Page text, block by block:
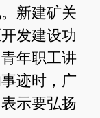
新建矿关
发建设功
年职工讲
迹时，广
示要弘扬